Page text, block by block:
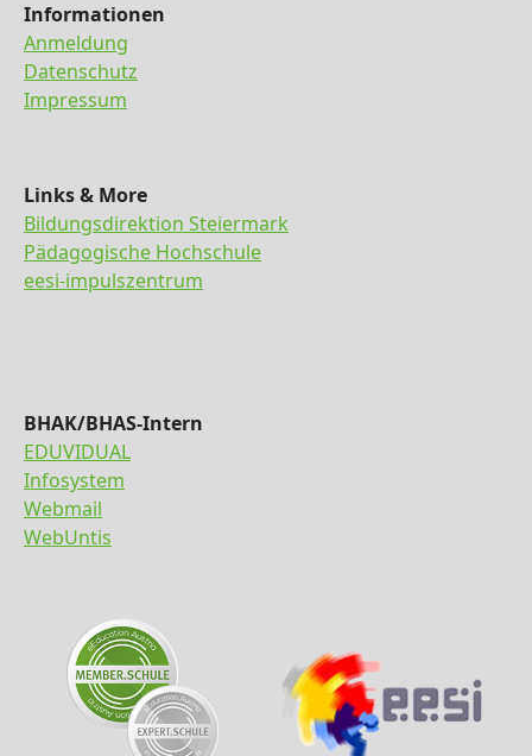
Informationen
Anmeldung
Datenschutz
Impressum
Links & More
Bildungsdirektion Steiermark
Pädagogische Hochschule
eesi-impulszentrum
BHAK/BHAS-Intern
EDUVIDUAL
Infosystem
Webmail
WebUntis